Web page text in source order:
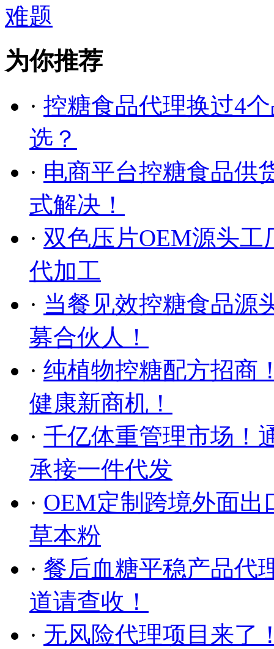
难题
为你推荐
· 控糖食品代理换过4
选？
· 电商平台控糖食品供
式解决！
· 双色压片OEM源头
代加工
· 当餐见效控糖食品源
募合伙人！
· 纯植物控糖配方招商
健康新商机！
· 千亿体重管理市场！
承接一件代发
· OEM定制跨境外面
草本粉
· 餐后血糖平稳产品代
道请查收！
· 无风险代理项目来了